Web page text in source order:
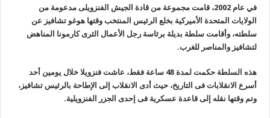
في عام 2002، قامت مجموعة من قادة الجيش الفنزويلى مدعومة من
الولايات المتحدة الأميركية بخلع الرئيس المنتخب وقتها هوغو تشافيز عن
سلطته، وأقامت سلطة بديلة برئاسة رجل الأعمال الثرى كارمونا المناهض
لتشافيز والمناصر للغرب.
هذه السلطة حكمت لمدة 48 ساعة فقط، عاشت فنزويلا خلال يومين أحد
أسرع الانقلابات فى التاريخ، حيث أدى الانقلاب إلى الإطاحة بالرئيس تشافيز،
وتم وقتها نقله إلى قاعدة عسكرية فى إحدى الجزر الفنزويلية.